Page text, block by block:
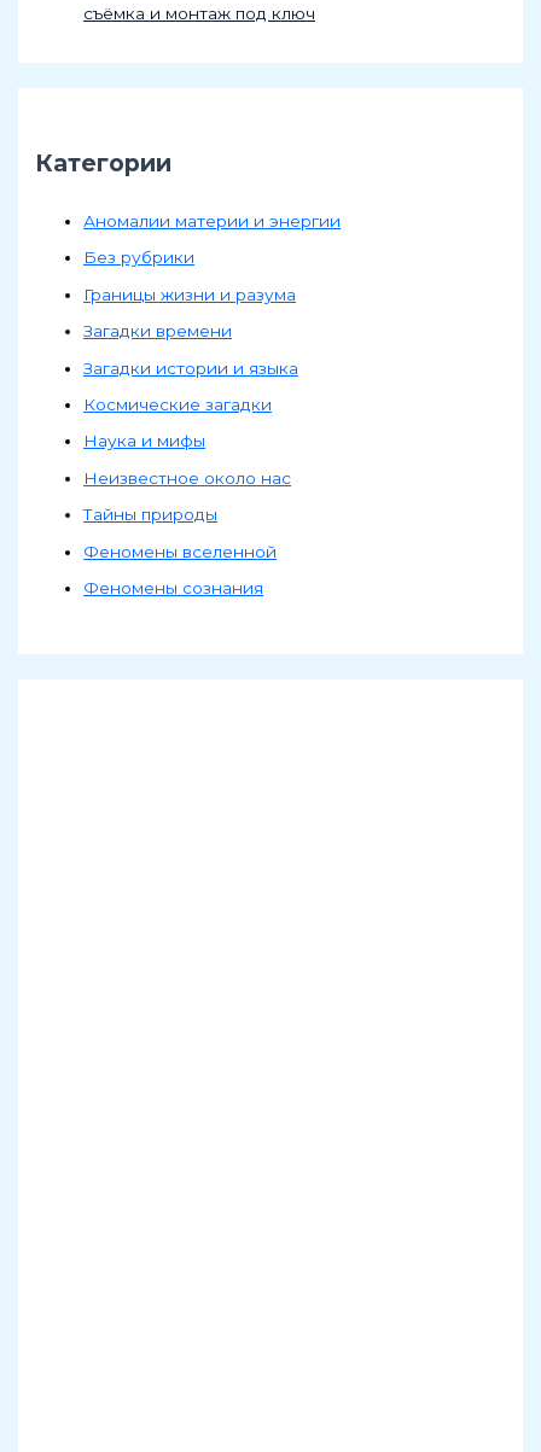
съёмка и монтаж под ключ
Категории
Аномалии материи и энергии
Без рубрики
Границы жизни и разума
Загадки времени
Загадки истории и языка
Космические загадки
Наука и мифы
Неизвестное около нас
Тайны природы
Феномены вселенной
Феномены сознания